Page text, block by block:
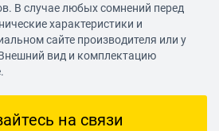
В случае любых сомнений перед
характеристики и
сайте производителя или у
вид и комплектацию
на связи